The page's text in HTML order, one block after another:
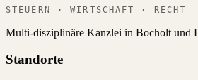
STEUERN · WIRTSCHAFT · RECHT
Multi-disziplinäre Kanzlei in Bocholt und
Standorte